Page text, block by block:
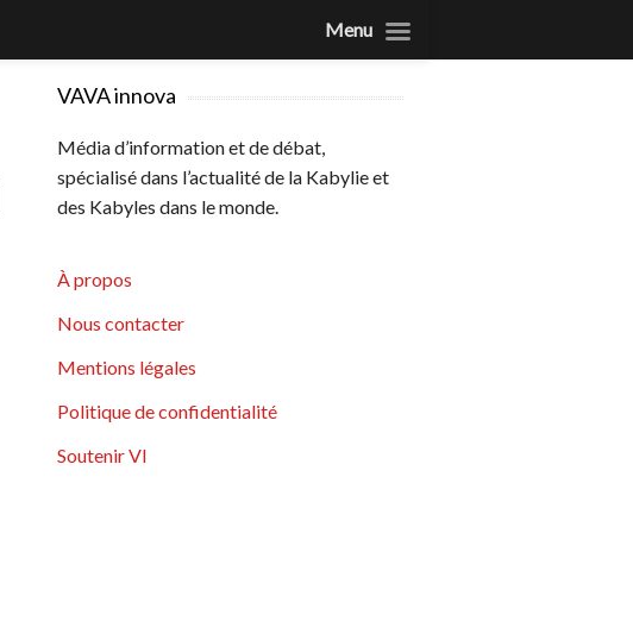
VAVA innova
Média d’information et de débat,
spécialisé dans l’actualité de la Kabylie et
des Kabyles dans le monde.
À propos
Nous contacter
Mentions légales
Politique de confidentialité
Soutenir VI
Menu